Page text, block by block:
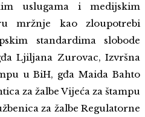
uslugama i medijskim
mržnje kao zloupotrebi
standardima slobode
Ljiljana Zurovac, Izvršna
u BiH, gđa Maida Bahto
za žalbe Vijeća za štampu
za žalbe Regulatorne